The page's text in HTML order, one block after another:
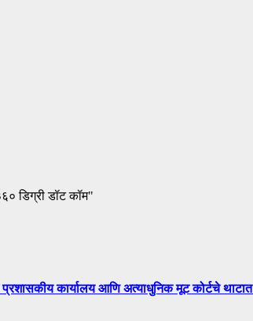
डिग्री डॉट कॉम"
कार्यालय आणि अत्याधुनिक मूट कोर्टचे थाटात